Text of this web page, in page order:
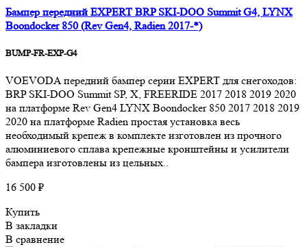
Бампер передний EXPERT BRP SKI-DOO Summit G4, LYNX
Boondocker 850 (Rev Gen4, Radien 2017-*)
BUMP-FR-EXP-G4
VOEVODA передний бампер серии EXPERT для снегоходов:
BRP SKI-DOO Summit SP, X, FREERIDE 2017 2018 2019 2020
на платформе Rev Gen4 LYNX Boondocker 850 2017 2018 2019
2020 на платформе Radien простая установка весь
необходимый крепеж в комплекте изготовлен из прочного
алюминиевого сплава крепежные кронштейны и усилители
бампера изготовлены из цельных..
16 500 ₽
Купить
В закладки
В сравнение